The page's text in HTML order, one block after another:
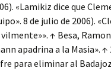
«Lamikiz dice que
8 de julio de 2006).
↑ Besa,
apadrina a la Masia».
para eliminar al